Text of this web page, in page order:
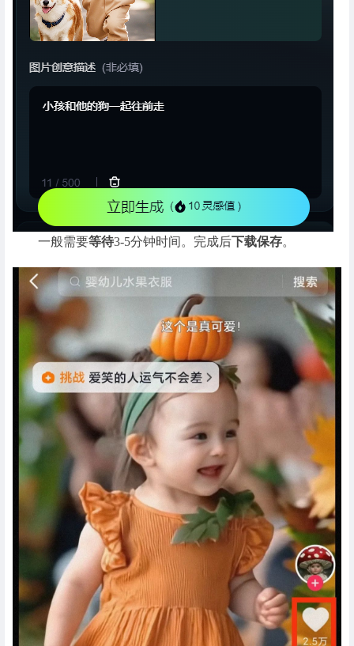
一般需要等待3-5分钟时间。完成后下载保存。